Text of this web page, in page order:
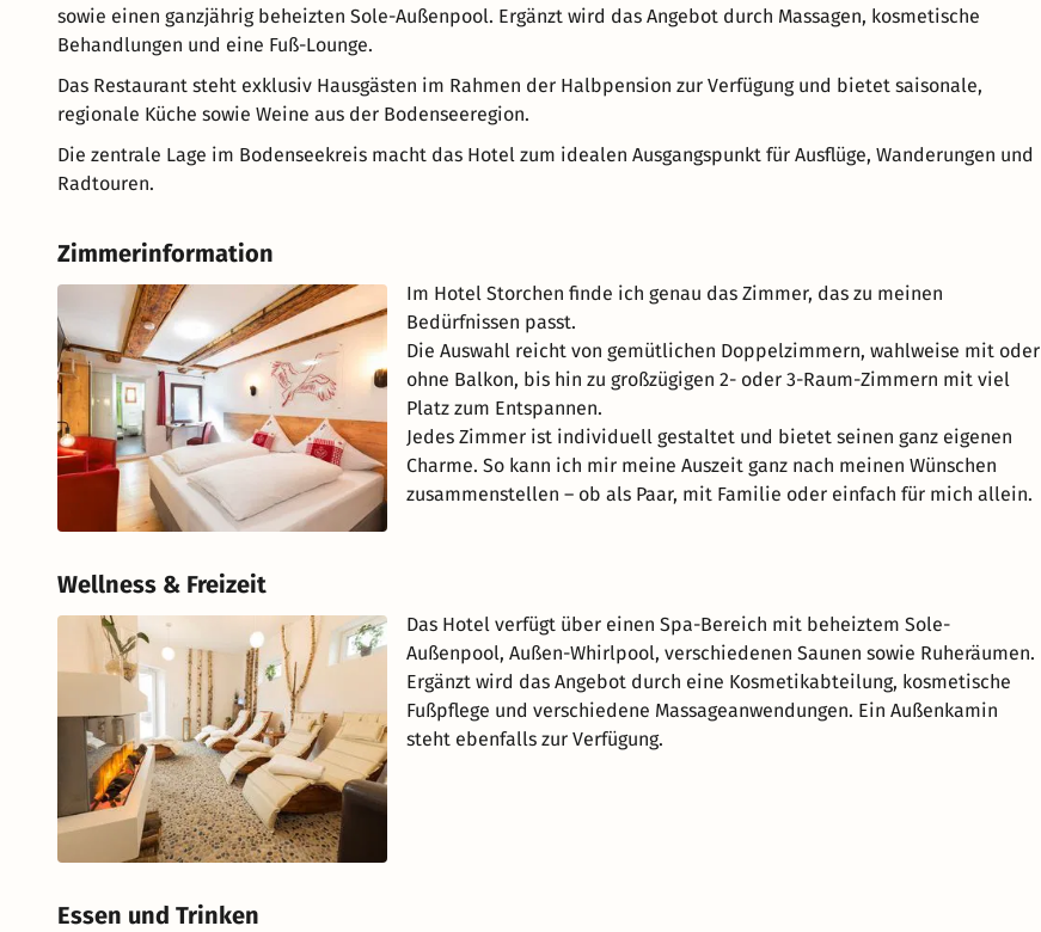
sowie einen ganzjährig beheizten Sole-Außenpool. Ergänzt wird das Angebot durch Massagen, kosmetische
Behandlungen und eine Fuß-Lounge.
Das Restaurant steht exklusiv Hausgästen im Rahmen der Halbpension zur Verfügung und bietet saisonale,
regionale Küche sowie Weine aus der Bodenseeregion.
Die zentrale Lage im Bodenseekreis macht das Hotel zum idealen Ausgangspunkt für Ausflüge, Wanderungen und
Radtouren.
Zimmerinformation
Im Hotel Storchen finde ich genau das Zimmer, das zu meinen
Bedürfnissen passt.
Die Auswahl reicht von gemütlichen Doppelzimmern, wahlweise mit oder
ohne Balkon, bis hin zu großzügigen 2- oder 3-Raum-Zimmern mit viel
Platz zum Entspannen.
Jedes Zimmer ist individuell gestaltet und bietet seinen ganz eigenen
Charme. So kann ich mir meine Auszeit ganz nach meinen Wünschen
zusammenstellen – ob als Paar, mit Familie oder einfach für mich allein.
Wellness & Freizeit
Das Hotel verfügt über einen Spa-Bereich mit beheiztem Sole-
Außenpool, Außen-Whirlpool, verschiedenen Saunen sowie Ruheräumen.
Ergänzt wird das Angebot durch eine Kosmetikabteilung, kosmetische
Fußpflege und verschiedene Massageanwendungen. Ein Außenkamin
steht ebenfalls zur Verfügung.
Essen und Trinken